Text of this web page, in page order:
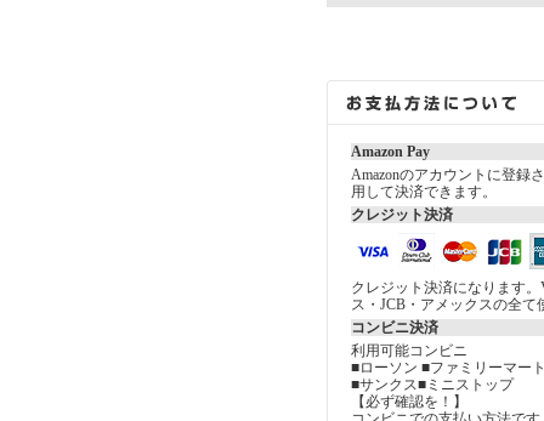
Amazon Pay
Amazonのアカウントに登録
用して決済できます。
クレジット決済
クレジット決済になります
ス・JCB・アメックスの全て
コンビニ決済
利用可能コンビニ
■ローソン ■ファミリーマー
■サンクス■ミニストップ
【必ず確認を！】